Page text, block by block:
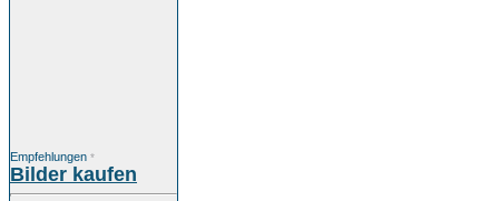
Empfehlungen *
Bilder kaufen